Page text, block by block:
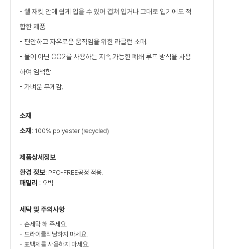
- 쉘 재킷 안에 쉽게 입을 수 있어 겹쳐 입거나 그대로 입기에도 적
합한 제품.
- 편안하고 자유로운 움직임을 위한 라글런 소매.
- 물이 아닌 CO2를 사용하는 지속 가능한 폐쇄 루프 방식을 사용
하여 염색함.
- 가벼운 무게감.
소재
소재 : 100% polyester (recycled)
제품상세정보
환경 정보: PFC-FREE공정 적용.
패밀리 : 오빅
세탁 및 주의사항
- 손세탁 해 주세요.
- 드라이클리닝하지 마세요.
- 표백제를 사용하지 마세요.